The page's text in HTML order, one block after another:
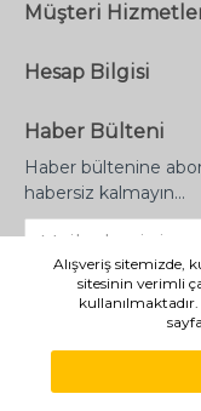
Müşteri
Hesap Bilgisi
Haber Bülteni
Haber bültenine
habersiz kalmayın...
Alışveriş sitemizde,
sitesinin verimli